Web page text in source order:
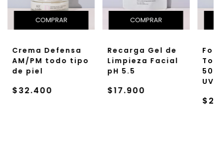
Crema Defensa
AM/PM todo tipo
de piel
$32.400
Recarga Gel de
Limpieza Facial
pH 5.5
$17.900
UV